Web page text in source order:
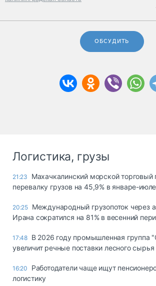
ОБСУДИТЬ
Логистика, грузы
21:23
Махачкалинский морской торговый
перевалку грузов на 45,9% в январе-июле
20:25 Международный грузопоток через
Ирана сократился на 81% в весенний
17:48 В 2026 году промышленная группа
увеличит речные поставки лесного сырья
16:20
Работодатели чаще ищут
логистику